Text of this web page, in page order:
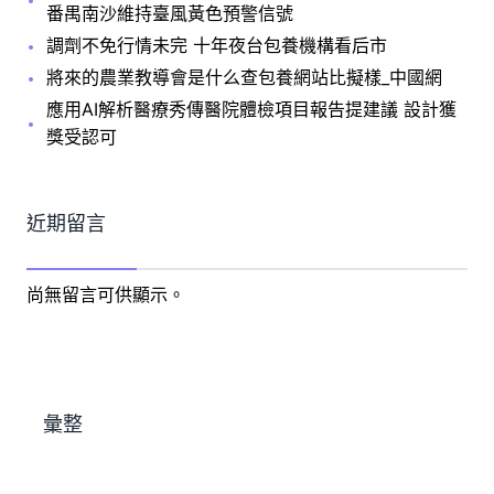
番禺南沙維持臺風黃色預警信號
調劑不免行情未完 十年夜台包養機構看后市
將來的農業教導會是什么查包養網站比擬樣_中國網
應用AI解析醫療秀傳醫院體檢項目報告提建議 設計獲
獎受認可
近期留言
尚無留言可供顯示。
彙整